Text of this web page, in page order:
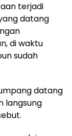
terjadi
datang
di waktu
sudah
datang
langsung